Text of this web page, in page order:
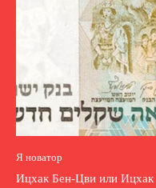
Я новатор
Ицхак Бен-Цви или